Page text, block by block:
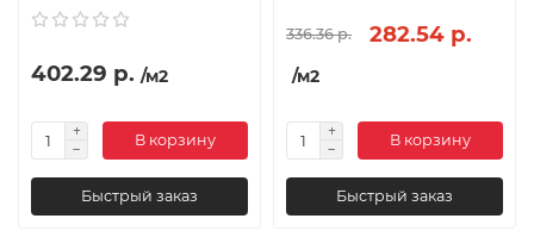
402.29 р. /м2
В корзину
Быстрый заказ
336.36 р. 282.54 р.
/м2
В корзину
Быстрый заказ